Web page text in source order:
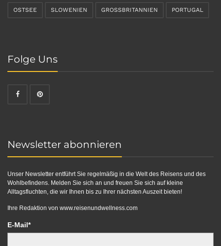
OSTSEE SLOWENIEN GROSSBRITANNIEN PORTUGAL
Folge Uns
Newsletter abonnieren
Unser Newsletter entführt Sie regelmäßig in die Welt des Reisens und des
Wohlbefindens. Melden Sie sich an und freuen Sie sich auf kleine
Alltagsfluchten, die wir Ihnen bis zu Ihrer nächsten Auszeit bieten!
Ihre Redaktion von www.reisenundwellness.com
E-Mail*